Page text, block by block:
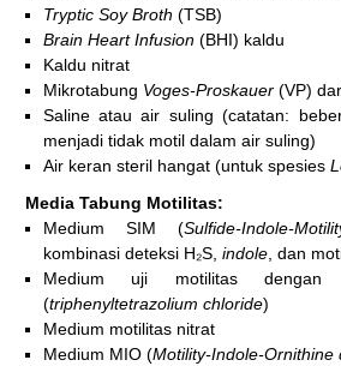
Tryptic Soy Broth (TSB)
Brain Heart Infusion(BHI) kaldu
Kaldu nitrat
Mikrotabung Voges-Proskauer(VP)
Saline atau air suling (catatan:
menjadi tidak motil dalam air suling)
Air keran steril hangat (untuk spesies
Media Tabung Motilitas:
Medium SIM (Sulfide-Indole-
kombinasi deteksi H₂S, indole, dan
Medium uji motilitas
(triphenyltetrazolium chloride)
Medium motilitas nitrat
Medium MIO (Motility-Indole-Ornithine